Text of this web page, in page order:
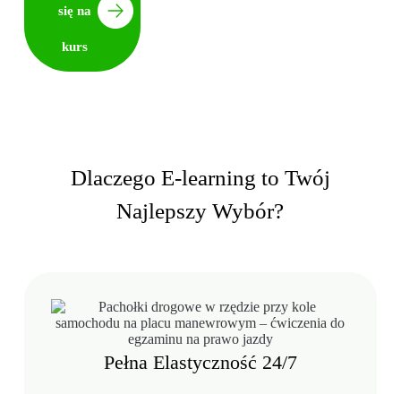
się na
kurs
Dlaczego E-learning to Twój
Najlepszy Wybór?
Pełna Elastyczność 24/7